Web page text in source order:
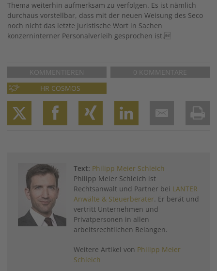
Thema weiterhin aufmerksam zu verfolgen. Es ist nämlich
durchaus vorstellbar, dass mit der neuen Weisung des Seco
noch nicht das letzte juristische Wort in Sachen
konzerninterner Personalverleih gesprochen ist.
KOMMENTIEREN
0 KOMMENTARE
HR COSMOS
Text: Philipp Meier Schleich
­Philipp Meier Schleich ist
Rechtsanwalt und Partner bei LANTER
Anwälte & Steuerberater. Er berät und
vertritt Unternehmen und
Privatpersonen in allen
arbeitsrechtlichen Belangen.
Weitere Artikel von Philipp Meier
Schleich